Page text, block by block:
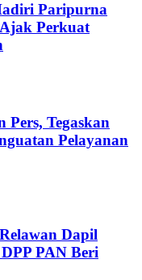
Paripurna
Perkuat
Tegaskan
Pelayanan
Dapil
PAN Beri